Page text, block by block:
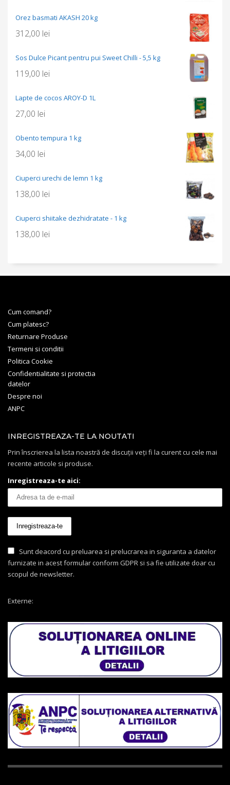
Orez basmati AKASH 20 kg
312,00 lei
Sos Dulce Picant pentru pui Sweet Chilli - 5,5 kg
119,00 lei
Lapte de cocos AROY-D 1L
27,00 lei
Obento tempura 1 kg
34,00 lei
Ciuperci urechi de lemn 1 kg
138,00 lei
Ciuperci shiitake dezhidratate - 1 kg
138,00 lei
Cum comand?
Cum platesc?
Returnare Produse
Termeni si conditii
Politica Cookie
Confidentialitate si protectia
datelor
Despre noi
ANPC
INREGISTREAZA-TE LA NOUTATI
Prin înscrierea la lista noastră de discuții veți fi la curent cu cele mai
recente articole si produse.
Inregistreaza-te aici:
Sunt deacord cu preluarea si prelucrarea in siguranta a datelor
furnizate in acest formular conform GDPR si sa fie utilizate doar cu
scopul de newsletter.
Externe: